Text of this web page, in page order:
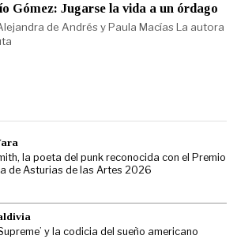
Gómez: Jugarse la vida a un órdago
de Andrés y Paula Macías La autora
la poeta del punk reconocida con el Premio
de Asturias de las Artes 2026
y la codicia del sueño americano